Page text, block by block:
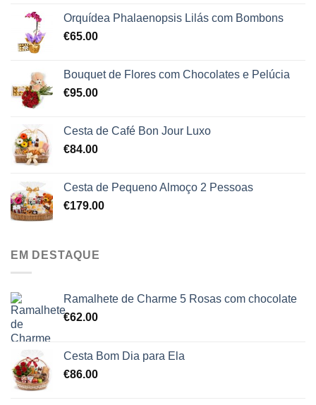
Orquídea Phalaenopsis Lilás com Bombons
€65.00
Bouquet de Flores com Chocolates e Pelúcia
€95.00
Cesta de Café Bon Jour Luxo
€84.00
Cesta de Pequeno Almoço 2 Pessoas
€179.00
EM DESTAQUE
Ramalhete de Charme 5 Rosas com chocolate
€62.00
Cesta Bom Dia para Ela
€86.00